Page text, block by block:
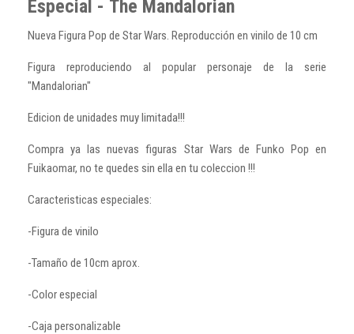
Especial - The Mandalorian
Nueva Figura Pop de Star Wars. Reproducción en vinilo de 10 cm
Figura reproduciendo al popular personaje de la serie
"Mandalorian"
Edicion de unidades muy limitada!!!
Compra ya las nuevas figuras Star Wars de Funko Pop en
Fuikaomar, no te quedes sin ella en tu coleccion !!!
Caracteristicas especiales:
-Figura de vinilo
-Tamaño de 10cm aprox.
-Color especial
-Caja personalizable